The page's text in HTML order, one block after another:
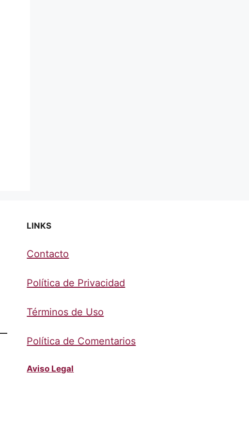
LINKS
Contacto
Política de Privacidad
Términos de Uso
Política de Comentarios
Aviso Legal